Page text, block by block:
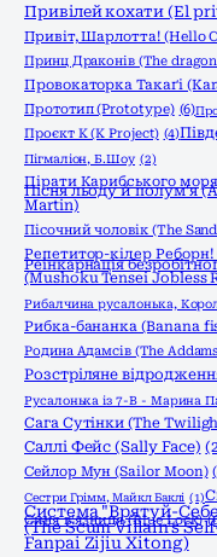
Привілей кохати (El
Привіт, Шарлотта! (Hello
Принц Драконів (The
Провокаторка Такаґі
Прототип (Prototype) (6)
Проєкт К (K Project) (4)
Пігмаліон, Б.Шоу (2)
Пірати Карибського
Пісня льоду й полум'я
Martin)
Пісочний чоловік (The
Репетитор-кілер
Реінкарнація
(Mushoku Tensei Jobless
Рибалчина русалонька,
Рибка-бананка (Banana
Родина Адамсів (The
Розстріляне
Русалонька із 7-В - Марина
Сага Сутінки (The
Саллі Фейс (Sally Face)
Сейлор Мун (Sailor Moon)
Сестри Грімм, Майкл Баклі (1)
Синя в'язниця (Blue Lock)
Система "Врятуй-
(The Scum Villain's
Fanpai Zijiu Xitong)